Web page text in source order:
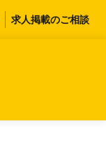
求人掲載のご相談